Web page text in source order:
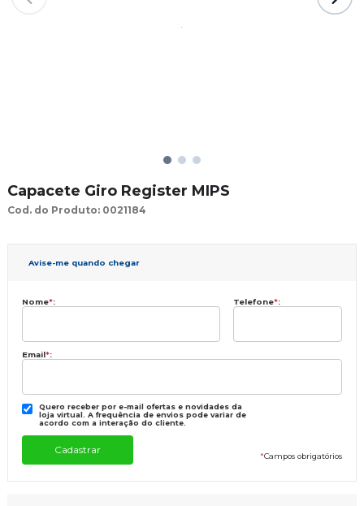
Capacete Giro Register MIPS
Cod. do Produto: 0021184
Avise-me quando chegar
Nome*: Telefone*:
Email*:
Quero receber por e-mail ofertas e novidades da
loja virtual. A frequência de envios pode variar de
acordo com a interação do cliente.
*Campos obrigatórios